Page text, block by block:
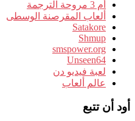
أم 3 مروحة الترجمة
ألعاب المقرصنة الوسطى
Satakore
Shmup
smspower.org
Unseen64
لعبة فيديو دن
عالم ألعاب
أود أن تتبع